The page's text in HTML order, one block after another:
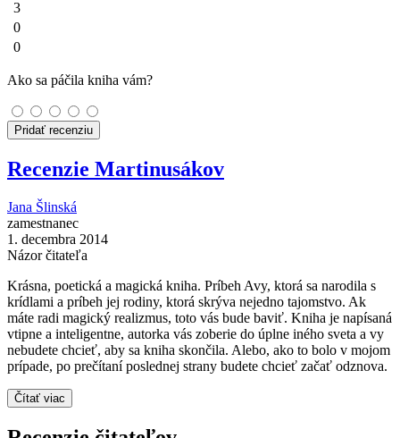
3
0
0
Ako sa páčila kniha vám?
Pridať recenziu
Recenzie Martinusákov
Jana Šlinská
zamestnanec
1. decembra 2014
Názor čitateľa
Krásna, poetická a magická kniha. Príbeh Avy, ktorá sa narodila s
krídlami a príbeh jej rodiny, ktorá skrýva nejedno tajomstvo. Ak
máte radi magický realizmus, toto vás bude baviť. Kniha je napísaná
vtipne a inteligentne, autorka vás zoberie do úplne iného sveta a vy
nebudete chcieť, aby sa kniha skončila. Alebo, ako to bolo v mojom
prípade, po prečítaní poslednej strany budete chcieť začať odznova.
Čítať viac